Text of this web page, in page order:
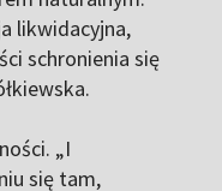
likwidacyjna,
schronienia się
„I
się tam,